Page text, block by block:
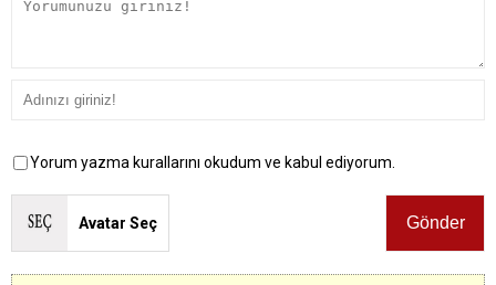
Yorum yazma kurallarını okudum ve kabul ediyorum.
Avatar Seç